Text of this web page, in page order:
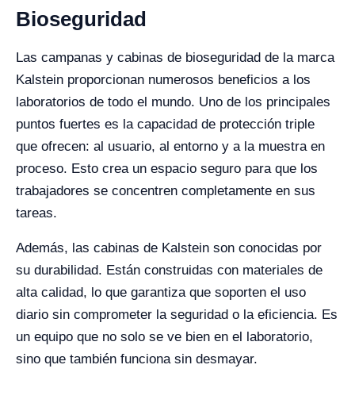
Bioseguridad
Las campanas y cabinas de bioseguridad de la marca
Kalstein proporcionan numerosos beneficios a los
laboratorios de todo el mundo. Uno de los principales
puntos fuertes es la capacidad de protección triple
que ofrecen: al usuario, al entorno y a la muestra en
proceso. Esto crea un espacio seguro para que los
trabajadores se concentren completamente en sus
tareas.
Además, las cabinas de Kalstein son conocidas por
su durabilidad. Están construidas con materiales de
alta calidad, lo que garantiza que soporten el uso
diario sin comprometer la seguridad o la eficiencia. Es
un equipo que no solo se ve bien en el laboratorio,
sino que también funciona sin desmayar.